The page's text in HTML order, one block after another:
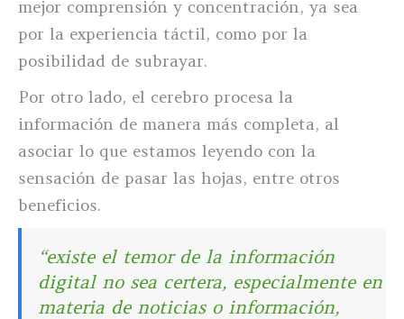
mejor comprensión y concentración, ya sea
por la experiencia táctil, como por la
posibilidad de subrayar.
Por otro lado, el cerebro procesa la
información de manera más completa, al
asociar lo que estamos leyendo con la
sensación de pasar las hojas, entre otros
beneficios.
“existe el temor de la información
digital no sea certera, especialmente en
materia de noticias o información,